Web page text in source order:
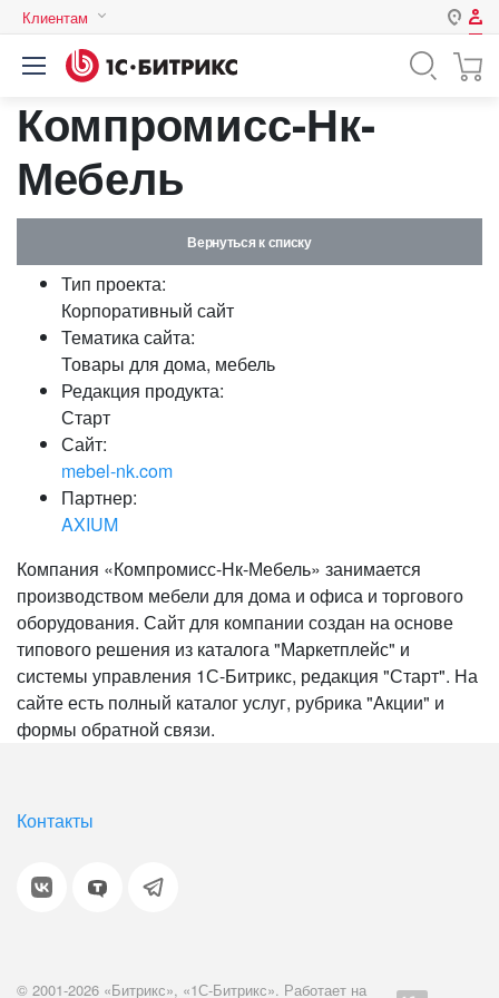
Клиентам
Казахстан
Авторизация
Зарегистрироваться
Пароль
Запомнить меня на этом
Забыли свой пароль?
Компромисс-Нк-
Мебель
Вернуться к списку
Тип проекта:
Корпоративный сайт
Тематика сайта:
Товары для дома, мебель
Редакция продукта:
Старт
Сайт:
mebel-nk.com
Партнер:
AXIUM
Компания «Компромисс-Нк-Мебель» занимается
производством мебели для дома и офиса и торгового
оборудования. Сайт для компании создан на основе
типового решения из каталога "Маркетплейс" и
системы управления 1С-Битрикс, редакция "Старт". На
сайте есть полный каталог услуг, рубрика "Акции" и
формы обратной связи.
Контакты
© 2001-2026 «Битрикс», «1С-Битрикс». Работает на